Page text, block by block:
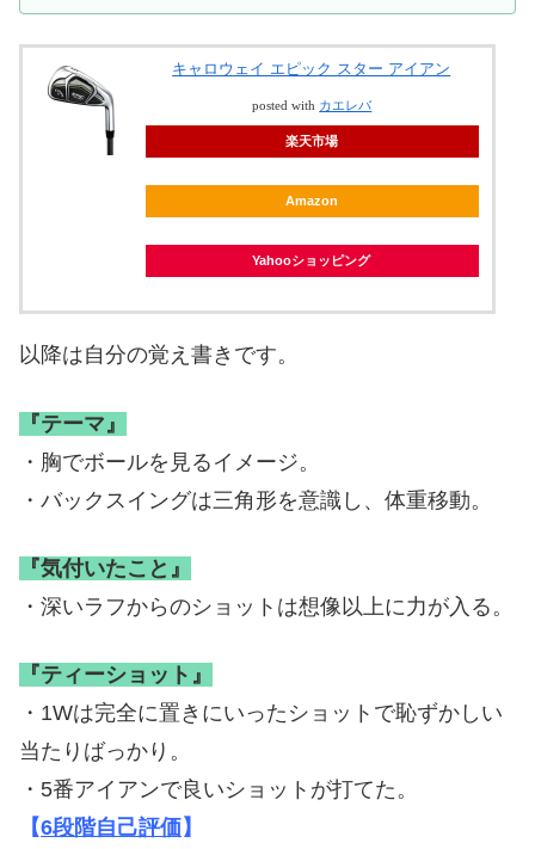
キャロウェイ エピック スター アイアン
posted with カエレバ
楽天市場
Amazon
Yahooショッピング
以降は自分の覚え書きです。
『テーマ』
・胸でボールを見るイメージ。
・バックスイングは三角形を意識し、体重移動。
『気付いたこと』
・深いラフからのショットは想像以上に力が入る。
『ティーショット』
・1Wは完全に置きにいったショットで恥ずかしい
当たりばっかり。
・5番アイアンで良いショットが打てた。
【6段階自己評価】